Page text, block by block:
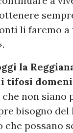
li faremo a
la
tifosi
non siano
bisogno
che possano